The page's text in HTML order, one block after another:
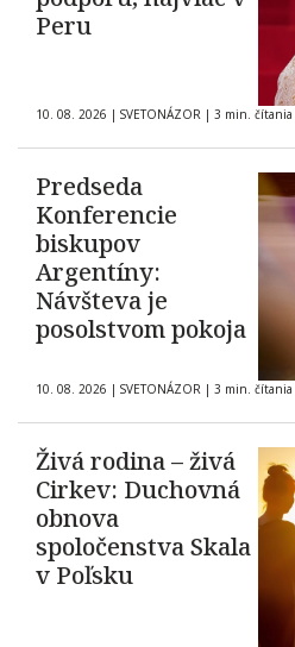
Peru
10. 08. 2026 | SVETONÁZOR | 3 min. čítania
Predseda
Konferencie
biskupov
Argentíny:
Návšteva je
posolstvom pokoja
10. 08. 2026 | SVETONÁZOR | 3 min. čítania
Živá rodina – živá
Cirkev: Duchovná
obnova
spoločenstva Skala
v Poľsku